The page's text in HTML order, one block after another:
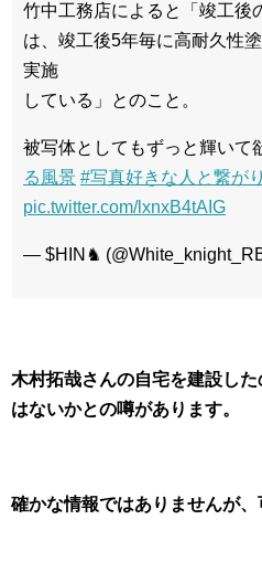
竹中工務店によると「竣工後
は、竣工後5年毎に高耐久性
実施
している」とのこと。
被写体としてもずっと輝いて
る風景 #写真好きな人と繋が
pic.twitter.com/lxnxB4tAIG
— $HIN♞
木村拓哉さんの自宅を建設し
はないかとの噂があります。
確かな情報ではありませんが、